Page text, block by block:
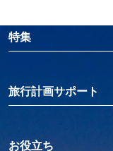
特集
旅行計画サポート
お役立ち